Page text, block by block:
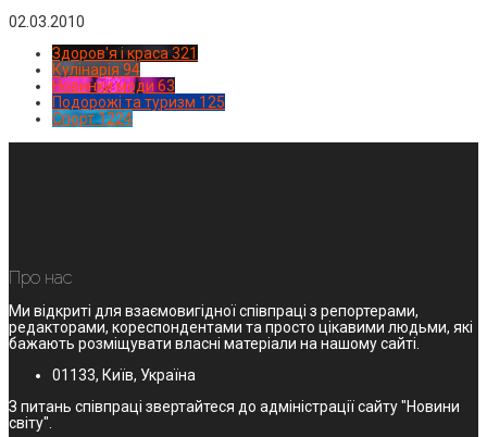
02.03.2010
Здоров'я і краса321
Кулінарія 94
Новинки моди 63
Подорожі та туризм 125
Спорт1224
Про нас
Ми відкриті для взаємовигідної співпраці з репортерами,
редакторами, кореспондентами та просто цікавими людьми, які
бажають розміщувати власні матеріали на нашому сайті.
01133, Київ, Україна
З питань співпраці звертайтеся до адміністрації сайту "Новини
світу".